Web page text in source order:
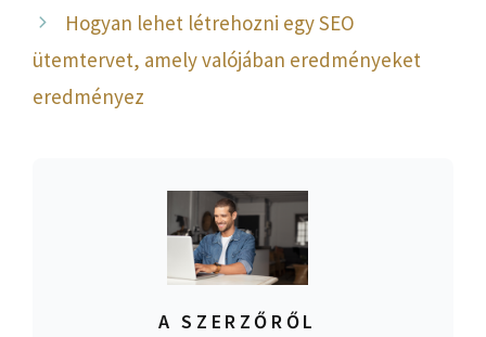
Hogyan lehet létrehozni egy SEO
ütemtervet, amely valójában eredményeket
eredményez
A SZERZŐRŐL